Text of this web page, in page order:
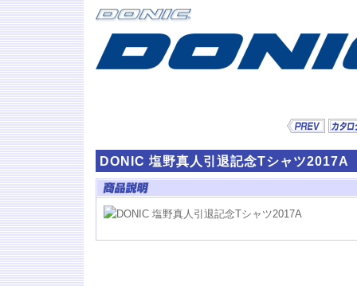
DONIC 塩野真人引退記念Tシャツ2017A